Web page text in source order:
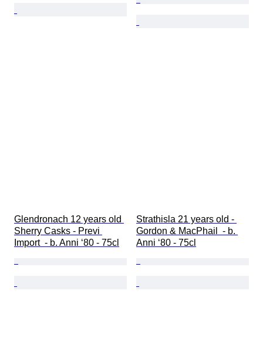
Glendronach 12 years old
Sherry Casks - Previ
Import  - b. Anni ‘80 - 75cl
Strathisla 21 years old -
Gordon & MacPhail  - b.
Anni ‘80 - 75cl